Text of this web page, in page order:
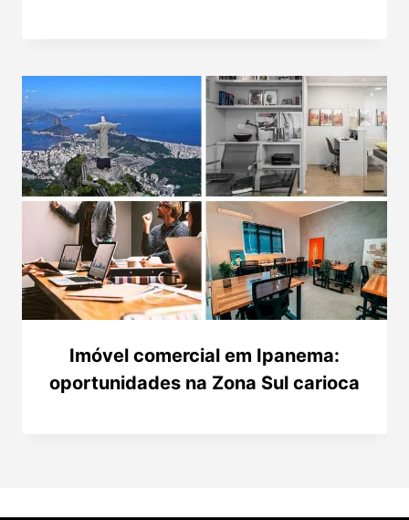
Imóvel comercial em Ipanema:
oportunidades na Zona Sul carioca